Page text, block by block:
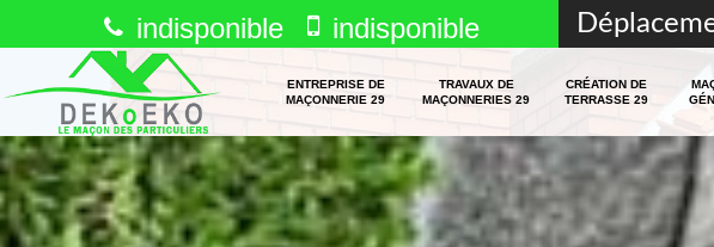
indisponible indisponible
ENTREPRISE DE
MAÇONNERIE 29
TRAVAUX DE
MAÇONNERIES 29
CRÉATION DE
TERRASSE 29